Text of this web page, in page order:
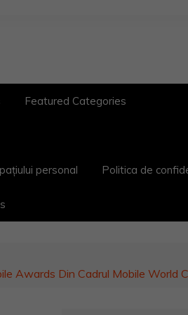
Featured Categories
personal Politica de
Awards Din Cadrul Mobile World